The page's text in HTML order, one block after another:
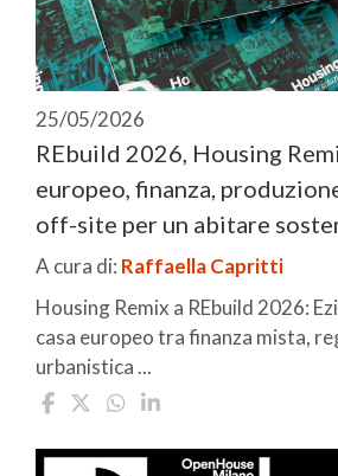
25/05/2026
REbuild 2026, Housing
europeo, finanza,
off-site per un abitare
A cura di: Raffaella Capritti
Housing Remix a REbuild 2026:
casa europeo tra finanza mista,
urbanistica ...